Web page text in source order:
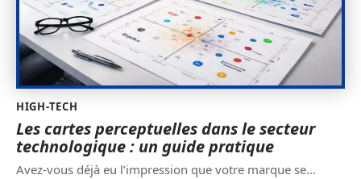
HIGH-TECH
Les cartes perceptuelles dans le secteur
technologique : un guide pratique
Avez-vous déjà eu l’impression que votre marque se…